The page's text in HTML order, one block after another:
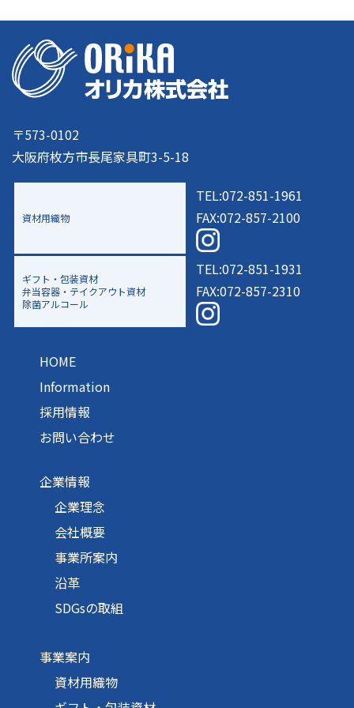
〒573-0102
大阪府枚方市長尾家具町3-5-18
資材用織物
TEL:072-851-1961
FAX:072-857-2100
ギフト・包装資材
弁当容器・テイクアウト資材
除菌アルコール
TEL:072-851-1931
FAX:072-857-2310
HOME
Information
採用情報
お問い合わせ
企業情報
企業理念
会社概要
事業所案内
沿革
SDGsの取組
事業案内
資材用織物